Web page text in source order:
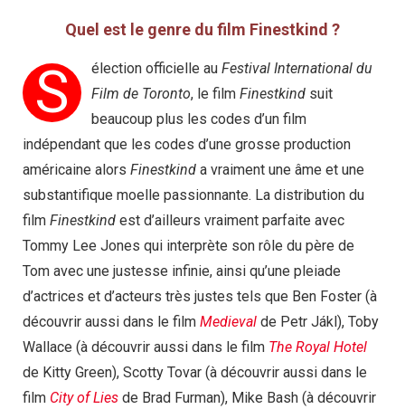
Quel est le genre du film Finestkind ?
S élection officielle au Festival International du
Film de Toronto, le film Finestkind suit
beaucoup plus les codes d’un film
indépendant que les codes d’une grosse production
américaine alors Finestkind a vraiment une âme et une
substantifique moelle passionnante. La distribution du
film Finestkind est d’ailleurs vraiment parfaite avec
Tommy Lee Jones qui interprète son rôle du père de
Tom avec une justesse infinie, ainsi qu’une pleiade
d’actrices et d’acteurs très justes tels que Ben Foster (à
découvrir aussi dans le film Medieval de Petr Jákl), Toby
Wallace (à découvrir aussi dans le film The Royal Hotel
de Kitty Green), Scotty Tovar (à découvrir aussi dans le
film City of Lies de Brad Furman), Mike Bash (à découvrir